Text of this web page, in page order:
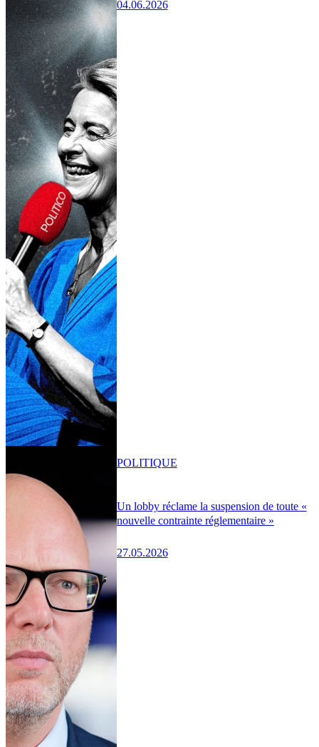
04.06.2026
Un lobby réclame la suspension de toute «
nouvelle contrainte réglementaire »
27.05.2026
POLITIQUE